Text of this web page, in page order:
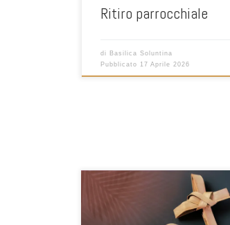
Ritiro parrocchiale
di Basilica Soluntina
Pubblicato 17 Aprile 2026
PROGRAMMA MERCOLEDI’ 18 FEBBRAIO:
RITO DELLE CENERI ORE 18:00 E ORE
20:30 OGNI VENERDI’ VIA CRUCIS ORE